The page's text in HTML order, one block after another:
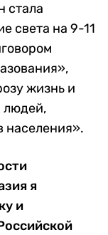
стала
света на 9-11
жизнь и
людей,
населения».
я
и